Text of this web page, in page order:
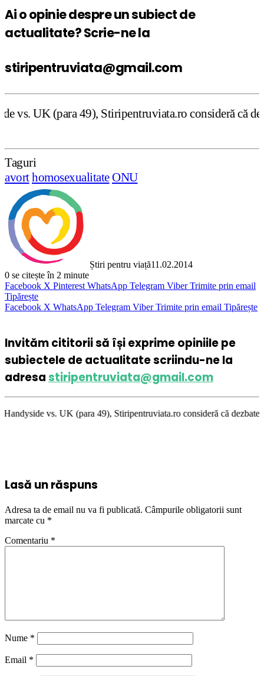
Ai o opinie despre un subiect de
actualitate? Scrie-ne la
stiripentruviata@gmail.com
Stiripentruviata.ro consideră că dezbaterea
Taguri
avorthomosexualitateONU
Știri pentru viață11.02.2014
0 se citește în 2 minute
Facebook X Pinterest WhatsApp Telegram Viber Trimite prin email
Tipărește
Facebook X WhatsApp Telegram Viber Trimite prin email Tipărește
Invităm cititorii să își exprime opiniile pe
subiectele de actualitate scriindu-ne la
adresastiripentruviata@gmail.com
(para 49), Stiripentruviata.ro consideră că dezbaterea onestă
Lasă un răspuns
Adresa ta de email nu va fi publicată. Câmpurile obligatorii sunt
marcate cu *
Comentariu *
Nume *
Email *